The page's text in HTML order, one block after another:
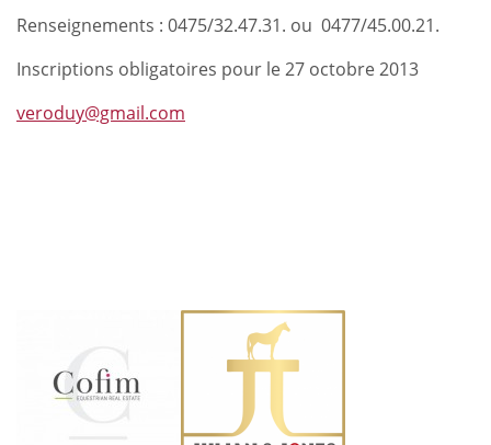
Renseignements : 0475/32.47.31. ou 0477/45.00.21.
Inscriptions obligatoires pour le 27 octobre 2013
veroduy@gmail.com